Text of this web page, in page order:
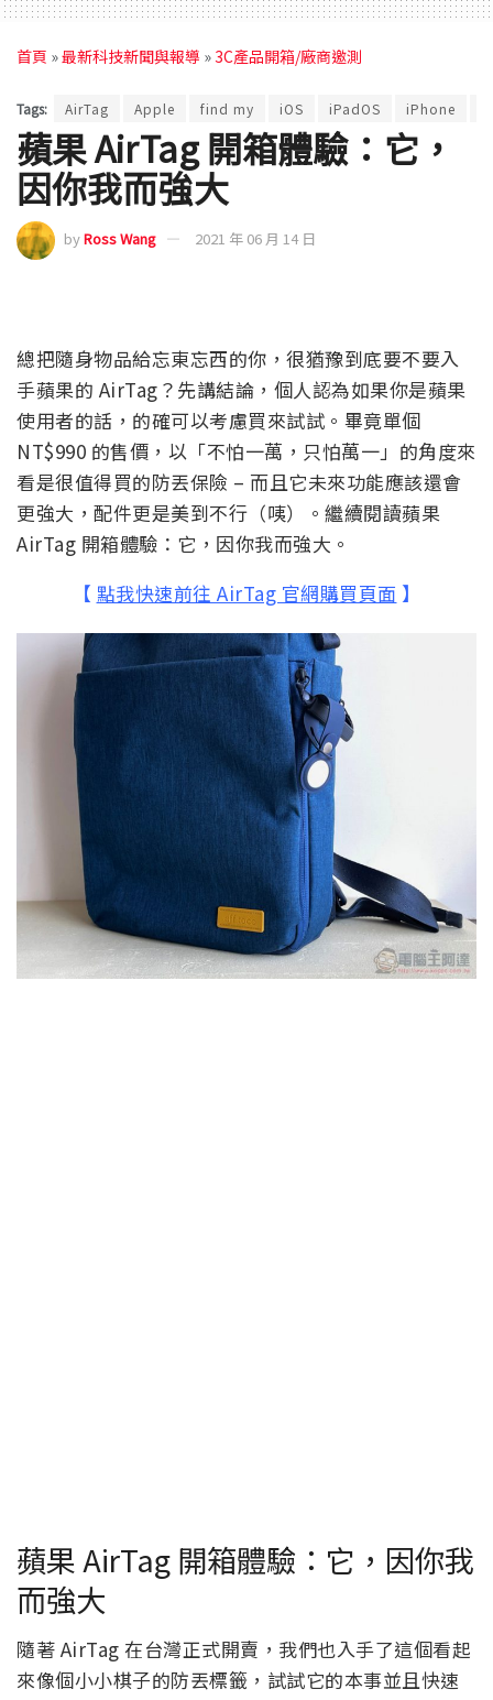
首頁 »最新科技新聞與報導 »3C產品開箱/廠商邀測
Tags: AirTag Apple find my iOS iPadOS iPhone
蘋果 AirTag 開箱體驗：它，
因你我而強大
byRoss Wang 2021 年 06 月 14 日
總把隨身物品給忘東忘西的你，很猶豫到底要不要入
手蘋果的 AirTag？先講結論，個人認為如果你是蘋果
使用者的話，的確可以考慮買來試試。畢竟單個
NT$990 的售價，以「不怕一萬，只怕萬一」的角度來
看是很值得買的防丟保險 – 而且它未來功能應該還會
更強大，配件更是美到不行（咦）。繼續閱讀蘋果
AirTag 開箱體驗：它，因你我而強大。
【 點我快速前往 AirTag 官網購買頁面 】
蘋果 AirTag 開箱體驗：它，因你我
而強大
隨著 AirTag 在台灣正式開賣，我們也入手了這個看起
來像個小小棋子的防丟標籤，試試它的本事並且快速